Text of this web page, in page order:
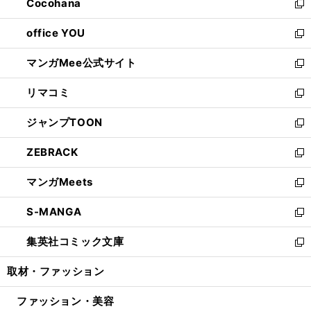
く
で
開
く
ド
ウ
で
開
く
い
ウ
ィ
ン
ド
ウ
で
開
く
Cocohana
新
し
い
ウ
ィ
ン
ド
ウ
で
開
く
office YOU
新
し
い
ウ
ィ
ン
ド
ウ
で
開
く
マンガMee公式サイト
新
し
い
ウ
ィ
ン
ド
ウ
で
開
く
リマコミ
新
し
い
ウ
ィ
ン
ド
ウ
で
開
く
ジャンプTOON
新
し
い
ウ
ィ
ン
ド
ウ
で
開
ZEBRACK
新
し
い
ウ
ィ
ン
ド
ウ
開
マンガMeets
新
し
い
ウ
ィ
ン
ウ
S-MANGA
新
し
い
ウ
ン
集英社コミック文庫
新
し
ウ
取材・ファッション
ファッション・美容